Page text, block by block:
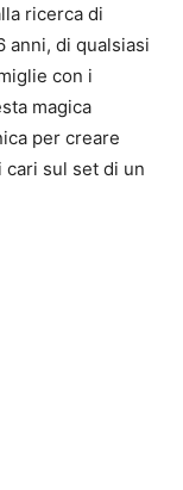
ricerca di
anni, di qualsiasi
con i
magica
per creare
sul set di un